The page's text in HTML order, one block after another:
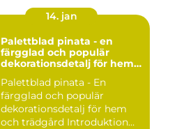
14. jan
Palettblad pinata - en
färgglad och populär
dekorationsdetalj för hem
Palettblad pinata - En
färgglad och populär
dekorationsdetalj för hem
och trädgård Introduktion